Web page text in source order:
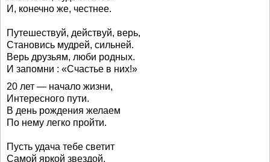
И, конечно же, честнее.
Путешествуй, действуй, верь,
Становись мудрей, сильней.
Верь друзьям, люби родных.
И запомни : «Счастье в них!»
20 лет — начало жизни,
Интересного пути.
В день рождения желаем
По нему легко пройти.
Пусть удача тебе светит
Самой яркой звездой,